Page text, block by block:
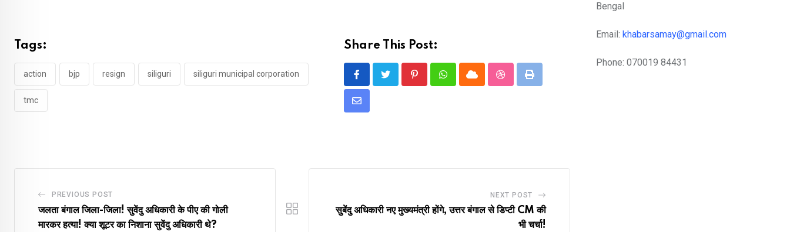
Tags:
action bjp resign siliguri siliguri municipal corporation
tmc
Share This Post:
PinterestWhatsappCloud StumbleUpon
Print
Share
PREVIOUS POST
जलता बंगाल जिला-जिला! सुवेंदु अधिकारी के पीए की गोली
मारकर हत्या! क्या शूटर का निशाना सुवेंदु अधिकारी थे?
NEXT POST
सुबेंदु अधिकारी नए मुख्यमंत्री होंगे, उत्तर बंगाल से डिप्टी CM की
भी चर्चा!
Bengal
Email: khabarsamay@gmail.com
Phone: 070019 84431